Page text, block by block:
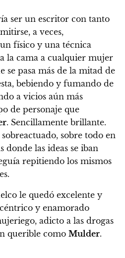
ser un escritor con tanto
a veces,
físico y una técnica
la cama a cualquier mujer
se pasa más de la mitad de
bebiendo y fumando de
a vicios aún más
de personaje que
. Sencillamente brillante.
sobre todo en
donde las ideas se iban
repitiendo los mismos
le quedó excelente y
y enamorado
adicto a las drogas
querible como Mulder.